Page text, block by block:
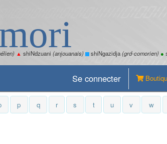
▲ shiNdzuani (anjouanais) shiNgazidja(grd-comorien) ●
Se connecter
p q r s t u v w